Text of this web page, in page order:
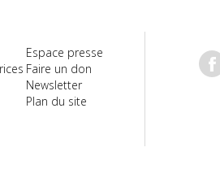
Espace presse
Faire un don
Newsletter
Plan du site